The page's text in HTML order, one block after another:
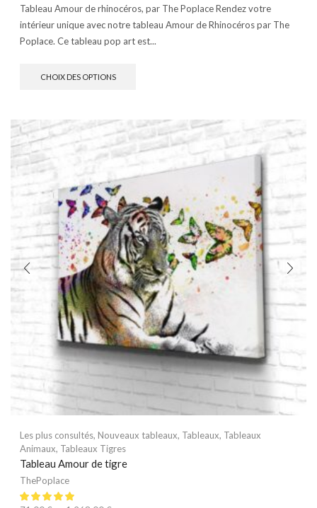
Tableau Amour de rhinocéros, par The Poplace Rendez votre
intérieur unique avec notre tableau Amour de Rhinocéros par The
Poplace. Ce tableau pop art est...
CHOIX DES OPTIONS
Les plus consultés, Nouveaux tableaux, Tableaux, Tableaux
Animaux, Tableaux Tigres
Tableau Amour de tigre
ThePoplace